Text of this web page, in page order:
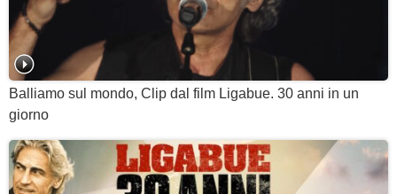
Balliamo sul mondo, Clip dal film Ligabue. 30 anni in un
giorno